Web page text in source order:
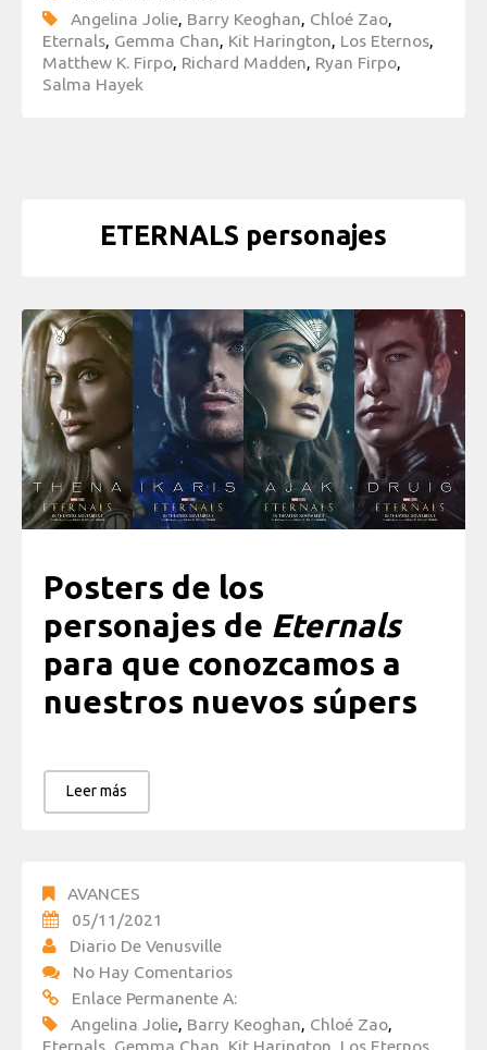
Angelina Jolie, Barry Keoghan, Chloé Zao,
Eternals, Gemma Chan, Kit Harington, Los Eternos,
Matthew K. Firpo, Richard Madden, Ryan Firpo,
Salma Hayek
ETERNALS personajes
Posters de los
personajes de Eternals
para que conozcamos a
nuestros nuevos súpers
Leer más
AVANCES
05/11/2021
Diario De Venusville
No Hay Comentarios
Enlace Permanente A:
Angelina Jolie, Barry Keoghan, Chloé Zao,
Eternals Gemma Chan Kit Harington Los Eternos